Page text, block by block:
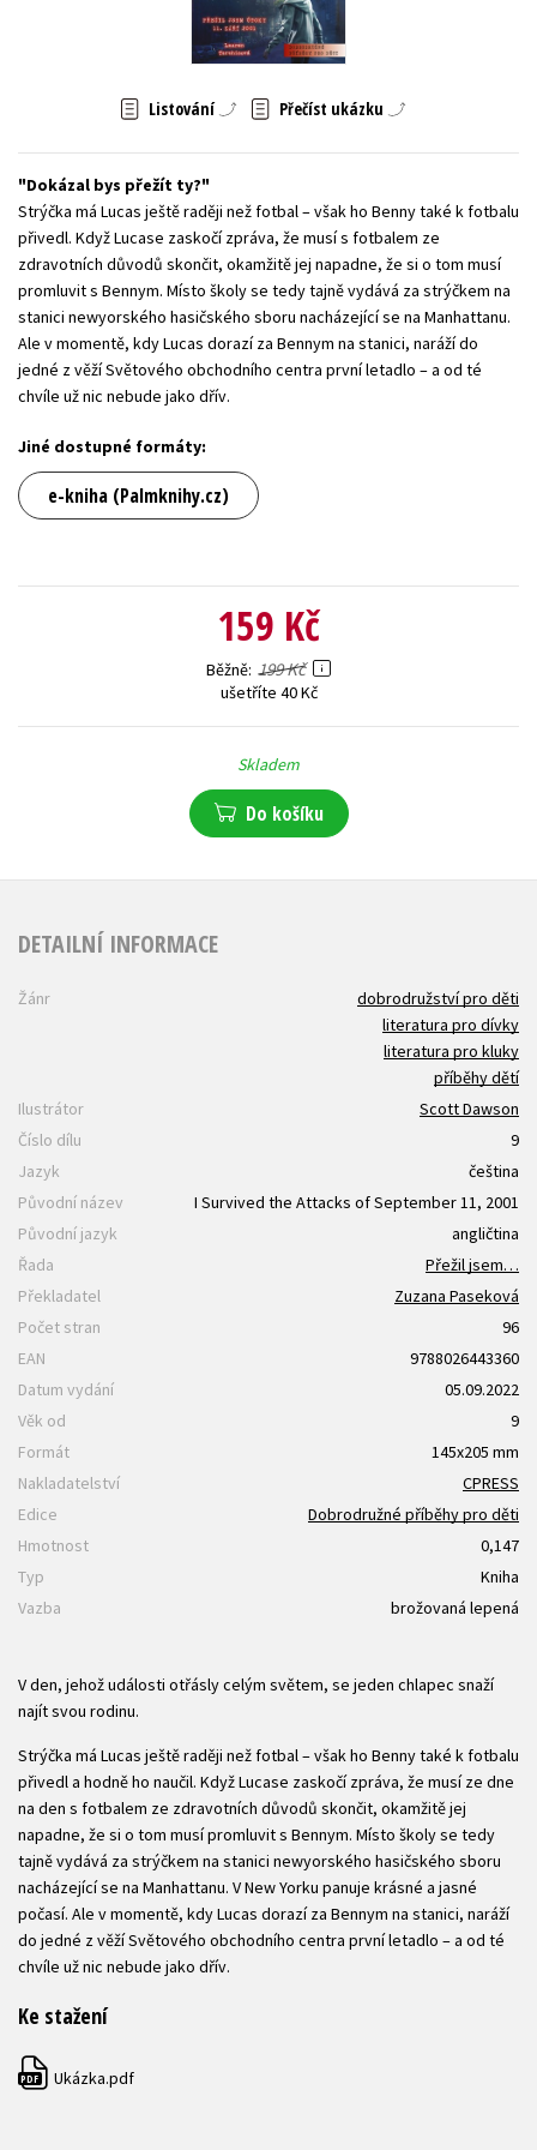
Zahraniční literatura
Listování Přečíst ukázku
Dokázal bys přežít ty?
Strýčka má Lucas ještě raději než fotbal – však ho Benny také k fotbalu
přivedl. Když Lucase zaskočí zpráva, že musí s fotbalem ze
zdravotních důvodů skončit, okamžitě jej napadne, že si o tom musí
promluvit s Bennym. Místo školy se tedy tajně vydává za strýčkem na
stanici newyorského hasičského sboru nacházející se na Manhattanu.
Ale v momentě, kdy Lucas dorazí za Bennym na stanici, naráží do
jedné z věží Světového obchodního centra první letadlo – a od té
chvíle už nic nebude jako dřív.
Jiné dostupné formáty:
e-kniha (Palmknihy.cz)
159 Kč
Běžně 199 Kč
ušetříte 40 Kč
Skladem
Do košíku
DETAILNÍ INFORMACE
Žánr
dobrodružství pro děti
literatura pro dívky
literatura pro kluky
příběhy dětí
Ilustrátor
Scott Dawson
Číslo dílu
9
Jazyk
čeština
Původní název
I Survived the Attacks of September 11, 2001
Původní jazyk
angličtina
Řada
Přežil jsem…
Překladatel
Zuzana Paseková
Počet stran
96
EAN
9788026443360
Datum vydání
05.09.2022
Věk od
9
Formát
145x205 mm
Nakladatelství
CPRESS
Edice
Dobrodružné příběhy pro děti
Hmotnost
0,147
Typ
Kniha
Vazba
brožovaná lepená
V den, jehož události otřásly celým světem, se jeden chlapec snaží
najít svou rodinu.
Strýčka má Lucas ještě raději než fotbal – však ho Benny také k fotbalu
přivedl a hodně ho naučil. Když Lucase zaskočí zpráva, že musí ze dne
na den s fotbalem ze zdravotních důvodů skončit, okamžitě jej
napadne, že si o tom musí promluvit s Bennym. Místo školy se tedy
tajně vydává za strýčkem na stanici newyorského hasičského sboru
nacházející se na Manhattanu. V New Yorku panuje krásné a jasné
počasí. Ale v momentě, kdy Lucas dorazí za Bennym na stanici, naráží
do jedné z věží Světového obchodního centra první letadlo – a od té
chvíle už nic nebude jako dřív.
Ke stažení
PDF Ukázka.pdf